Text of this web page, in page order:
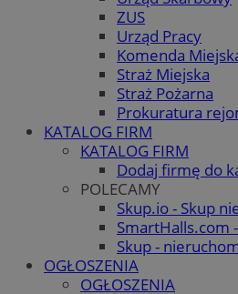
ZUS
Urząd Pracy
Komenda
Straż Miejska
Straż Pożarna
Prokuratura
KATALOG FIRM
KATALOG FIRM
Dodaj firmę do
POLECAMY
Skup.io - Skup
SmartHalls.com
Skup -
OGŁOSZENIA
OGŁOSZENIA